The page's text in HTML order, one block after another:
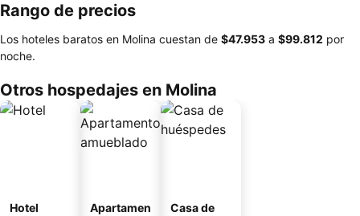
Rango de precios
Los hoteles baratos en Molina cuestan de ‎$47.953 a ‎$99.812 por
noche.
Otros hospedajes en Molina
Hotel
Apartamen
Casa de